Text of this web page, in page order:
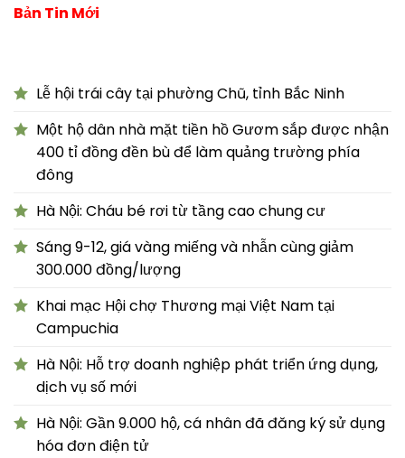
Bản Tin Mới
Lễ hội trái cây tại phường Chũ, tỉnh Bắc Ninh
Một hộ dân nhà mặt tiền hồ Gươm sắp được nhận
400 tỉ đồng đền bù để làm quảng trường phía
đông
Hà Nội: Cháu bé rơi từ tầng cao chung cư
Sáng 9-12, giá vàng miếng và nhẫn cùng giảm
300.000 đồng/lượng
Khai mạc Hội chợ Thương mại Việt Nam tại
Campuchia
Hà Nội: Hỗ trợ doanh nghiệp phát triển ứng dụng,
dịch vụ số mới
Hà Nội: Gần 9.000 hộ, cá nhân đã đăng ký sử dụng
hóa đơn điện tử